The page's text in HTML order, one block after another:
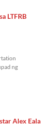
LTFRB
ng
Alex Eala